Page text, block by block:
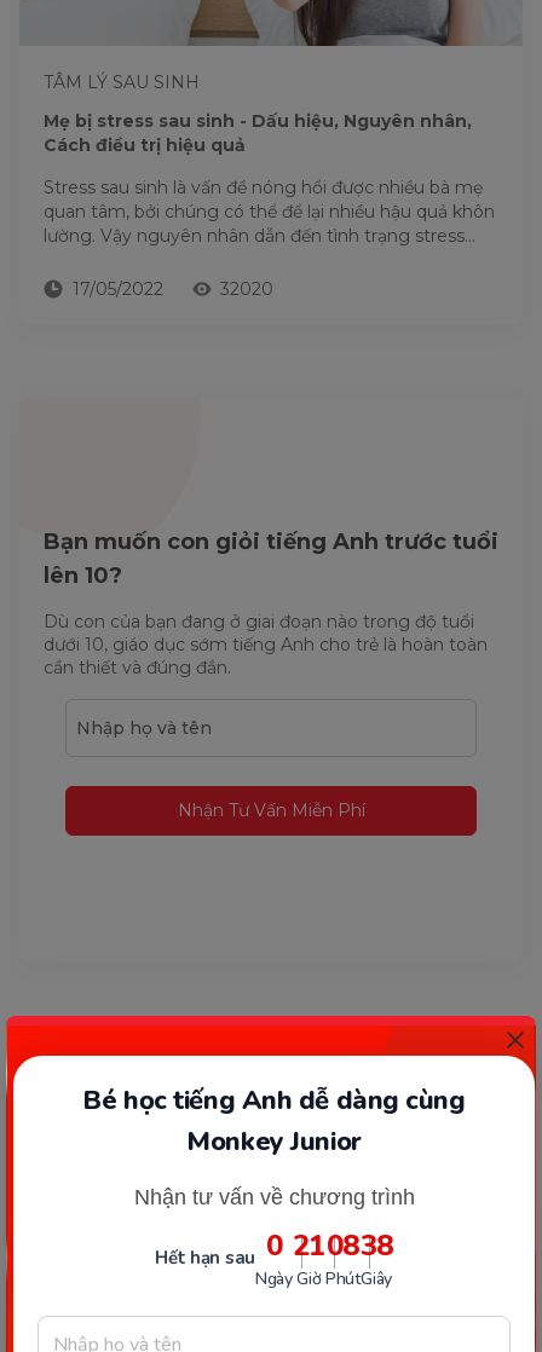
Bé học tiếng Anh dễ dàng cùng
Monkey Junior
Nhận tư vấn về chương trình
Hết hạn sau 0
Ngày
21
Giờ
08
Phút
37
Giây
TÂM LÝ SAU SINH
Mẹ bị stress sau sinh - Dấu hiệu, Nguyên nhân,
Cách điều trị hiệu quả
Stress sau sinh là vấn đề nóng hổi được nhiều bà mẹ
quan tâm, bởi chúng có thể để lại nhiều hậu quả khôn
lường. Vậy nguyên nhân dẫn đến tình trạng stress...
17/05/2022 32020
Bạn muốn con giỏi tiếng Anh trước tuổi
lên 10?
Dù con của bạn đang ở giai đoạn nào trong độ tuổi
dưới 10, giáo dục sớm tiếng Anh cho trẻ là hoàn toàn
cần thiết và đúng đắn.
Nhận Tư Vấn Miễn Phí
TÂM LÝ SAU SINH